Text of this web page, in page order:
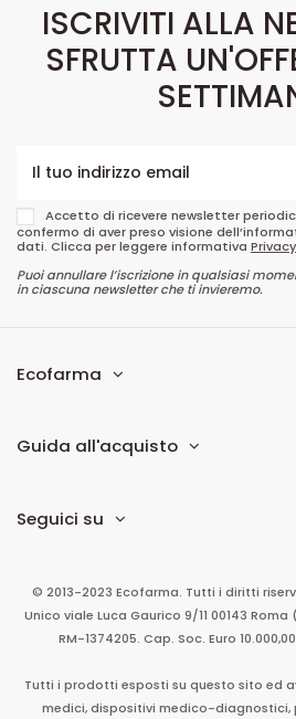
ISCRIVITI ALLA
SFRUTTA
Accetto di ricevere newsletter
confermo di aver preso visione
dati. Clicca per leggere informativa
Puoi annullare l’iscrizione in qualsiasi
in ciascuna newsletter che ti invieremo.
Ecofarma
Guida all'acquisto
Seguici su
© 2013-2023 Ecofarma. Tutti i diritti
Unico viale Luca Gaurico 9/11 00143 Roma
RM-1374205. Cap. Soc. Euro
Tutti i prodotti esposti su questo sito ed
medici, dispositivi medico-diagnostici,